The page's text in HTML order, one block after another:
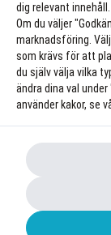
dig relevant innehåll.
Om du väljer
marknadsföring.
som krävs för att
du själv välja vilka
ändra dina val
använder kakor, se